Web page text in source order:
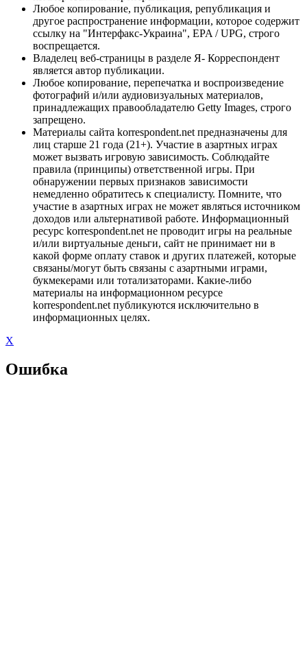
Любое копирование, публикация, републикация и
другое распространение информации, которое содержит
ссылку на "Интерфакс-Украина", EPA / UPG, строго
воспрещается.
Владелец веб-страницы в разделе Я- Корреспондент
является автор публикации.
Любое копирование, перепечатка и воспроизведение
фотографий и/или аудиовизуальных материалов,
принадлежащих правообладателю Getty Images, строго
запрещено.
Материалы сайта korrespondent.net предназначены для
лиц старше 21 года (21+). Участие в азартных играх
может вызвать игровую зависимость. Соблюдайте
правила (принципы) ответственной игры. При
обнаружении первых признаков зависимости
немедленно обратитесь к специалисту. Помните, что
участие в азартных играх не может являться источником
доходов или альтернативой работе. Информационный
ресурс korrespondent.net не проводит игры на реальные
и/или виртуальные деньги, сайт не принимает ни в
какой форме оплату ставок и других платежей, которые
связаны/могут быть связаны с азартными играми,
букмекерами или тотализаторами. Какие-либо
материалы на информационном ресурсе
korrespondent.net публикуются исключительно в
информационных целях.
X
Ошибка